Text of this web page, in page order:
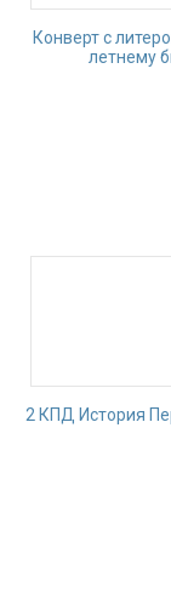
Конверт с
летнему
2 КПД История